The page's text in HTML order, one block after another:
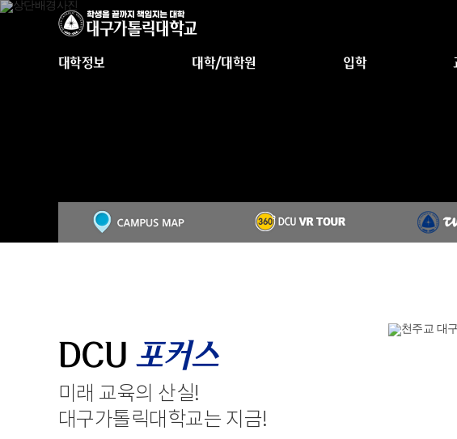
대학정보 대학/대학원 입학
DCU 포커스
미래 교육의 산실!
대구가톨릭대학교는 지금!